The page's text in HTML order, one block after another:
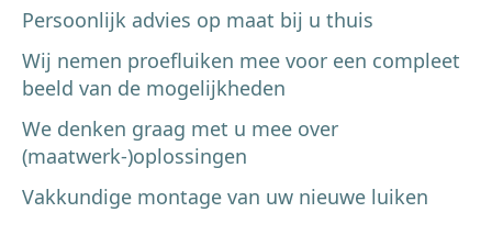
Persoonlijk advies op maat bij u thuis
Wij nemen proefluiken mee voor een compleet
beeld van de mogelijkheden
We denken graag met u mee over
(maatwerk-)oplossingen
Vakkundige montage van uw nieuwe luiken